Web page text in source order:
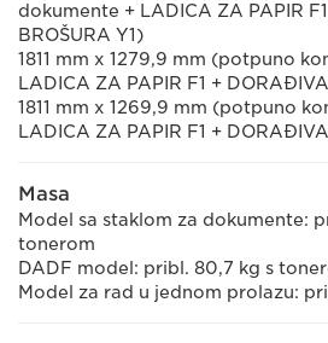
dokumente + LADICA ZA PAPIR
BROŠURA Y1)
1811 mm x 1279,9 mm (potpuno
LADICA ZA PAPIR F1 +
1811 mm x 1269,9 mm (potpuno
LADICA ZA PAPIR F1 +
Masa
Model sa staklom za dokumente:
tonerom
DADF model: pribl. 80,7 kg s
Model za rad u jednom prolazu: